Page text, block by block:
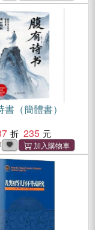
書（簡體書）
235